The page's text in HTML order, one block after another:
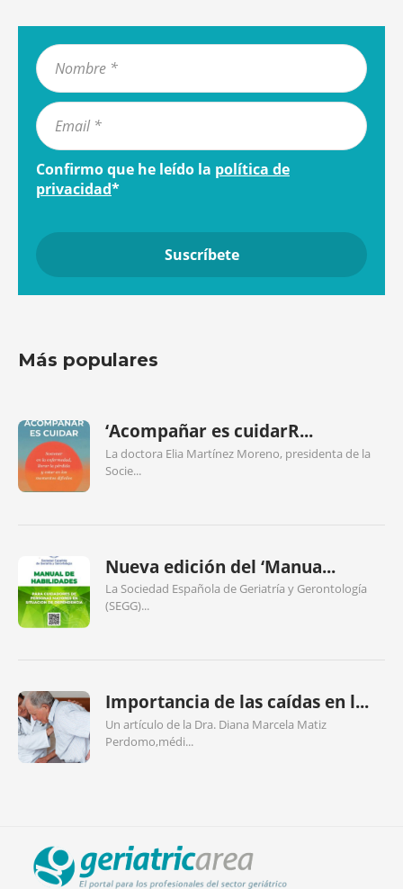
Confirmo que he leído la política de
privacidad*
Más populares
‘Acompañar es cuidarR...
La doctora Elia Martínez Moreno, presidenta de la
Socie...
Nueva edición del ‘Manua...
La Sociedad Española de Geriatría y Gerontología
(SEGG)...
Importancia de las caídas en l...
Un artículo de la Dra. Diana Marcela Matiz
Perdomo,médi...